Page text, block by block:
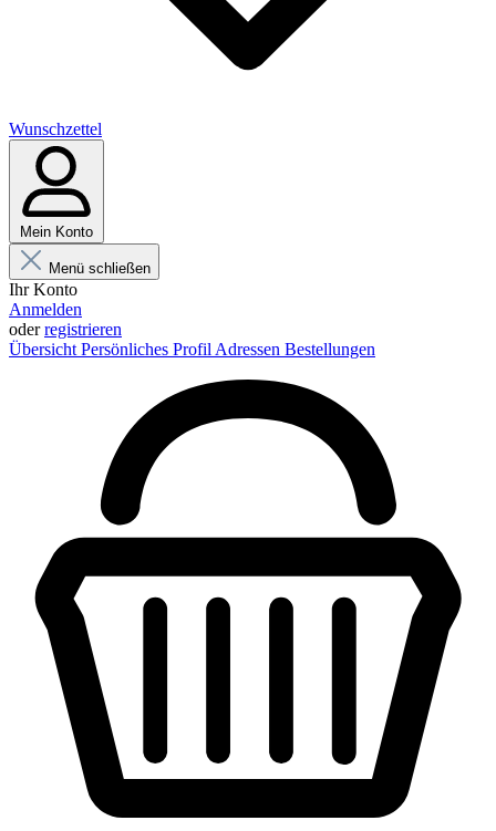
Wunschzettel
Mein Konto
Menü schließen
Ihr Konto
Anmelden
oderregistrieren
Übersicht Persönliches Profil Adressen Bestellungen